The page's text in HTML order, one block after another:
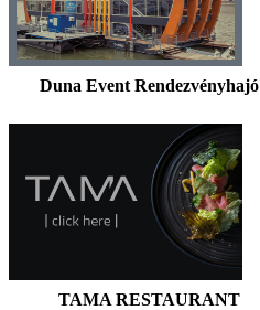
Duna Event Rendezvényhajó
TAMA RESTAURANT